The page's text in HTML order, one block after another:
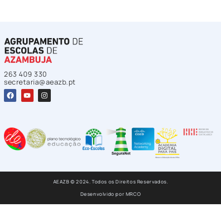
263 409 330
secretaria@aeazb.pt
AEAZB © 2024. Todos os Direitos Reservados.
Desenvolvido por MRCO